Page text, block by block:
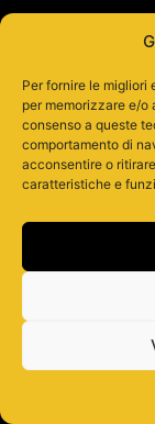
Per fornire le
per memorizzare e/o
consenso a queste
comportamento di
acconsentire o
caratteristiche e